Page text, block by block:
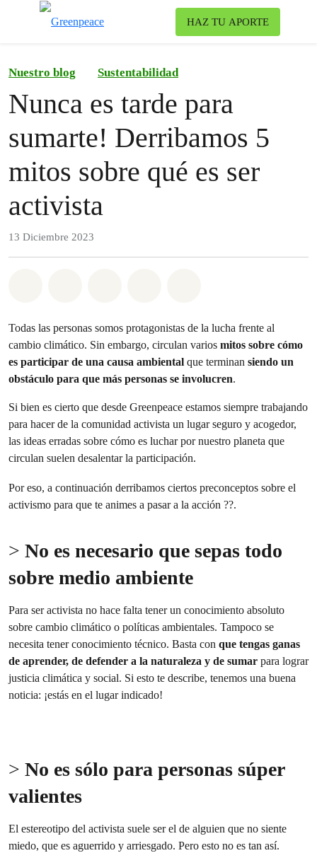
HAZ TU APORTE
Nuestro blog Sustentabilidad
Nunca es tarde para
sumarte! Derribamos 5
mitos sobre qué es ser
activista
13 Diciembre 2023
Todas las personas somos protagonistas de la lucha frente al
cambio climático. Sin embargo, circulan varios mitos sobre cómo
es participar de una causa ambiental que terminan siendo un
obstáculo para que más personas se involucren.
Si bien es cierto que desde Greenpeace estamos siempre trabajando
para hacer de la comunidad activista un lugar seguro y acogedor,
las ideas erradas sobre cómo es luchar por nuestro planeta que
circulan suelen desalentar la participación.
Por eso, a continuación derribamos ciertos preconceptos sobre el
activismo para que te animes a pasar a la acción ??.
> No es necesario que sepas todo
sobre medio ambiente
Para ser activista no hace falta tener un conocimiento absoluto
sobre cambio climático o políticas ambientales. Tampoco se
necesita tener conocimiento técnico. Basta con que tengas ganas
de aprender, de defender a la naturaleza y de sumar para lograr
justicia climática y social. Si esto te describe, tenemos una buena
noticia: ¡estás en el lugar indicado!
> No es sólo para personas súper
valientes
El estereotipo del activista suele ser el de alguien que no siente
miedo, que es aguerrido y arriesgado. Pero esto no es tan así.